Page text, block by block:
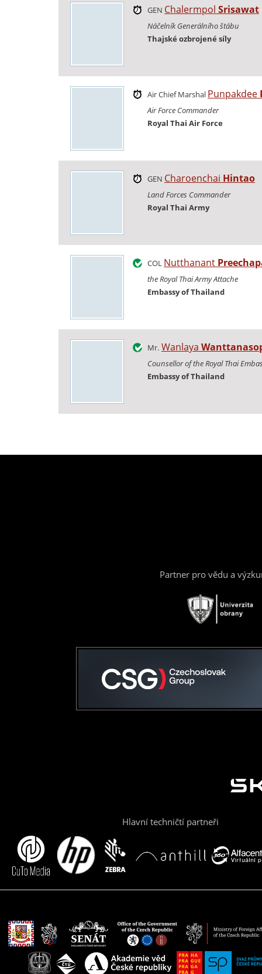
GEN Chalermpol Srisawat
Náčelník Generálního štábu
Thajské ozbrojené síly
Air Chief Marshal Punpakdee
Air Force Commander
Royal Thai Air Force
GEN Charoenchai Hintao
Land Forces Commander
Royal Thai Army
COL Nutthanant
the Royal Thai Army Attache
Embassy of Thailand
Mr. Wanlaya
Counsellor of the Royal Thai
Embassy of Thailand
Partner pro vědu a
Hlavní techničtí partneři